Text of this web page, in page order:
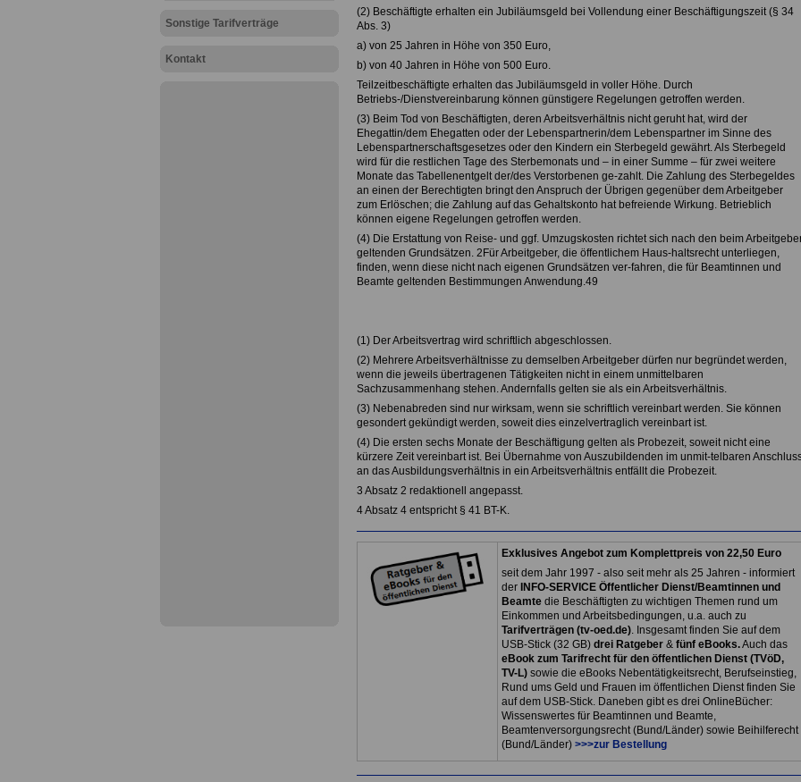
Sonstige Tarifverträge
Kontakt
(2) Beschäftigte erhalten ein Jubiläumsgeld bei Vollendung einer Beschäftigungszeit (§ 34
Abs. 3)
a) von 25 Jahren in Höhe von 350 Euro,
b) von 40 Jahren in Höhe von 500 Euro.
Teilzeitbeschäftigte erhalten das Jubiläumsgeld in voller Höhe. Durch
Betriebs-/Dienstvereinbarung können günstigere Regelungen getroffen werden.
(3) Beim Tod von Beschäftigten, deren Arbeitsverhältnis nicht geruht hat, wird der
Ehegattin/dem Ehegatten oder der Lebenspartnerin/dem Lebenspartner im Sinne des
Lebenspartnerschaftsgesetzes oder den Kindern ein Sterbegeld gewährt. Als Sterbegeld
wird für die restlichen Tage des Sterbemonats und – in einer Summe – für zwei weitere
Monate das Tabellenentgelt der/des Verstorbenen ge-zahlt. Die Zahlung des Sterbegeldes
an einen der Berechtigten bringt den Anspruch der Übrigen gegenüber dem Arbeitgeber
zum Erlöschen; die Zahlung auf das Gehaltskonto hat befreiende Wirkung. Betrieblich
können eigene Regelungen getroffen werden.
(4) Die Erstattung von Reise- und ggf. Umzugskosten richtet sich nach den beim
geltenden Grundsätzen. 2Für Arbeitgeber, die öffentlichem Haus-haltsrecht unterliegen,
finden, wenn diese nicht nach eigenen Grundsätzen ver-fahren, die für Beamtinnen und
Beamte geltenden Bestimmungen Anwendung.49
(1) Der Arbeitsvertrag wird schriftlich abgeschlossen.
(2) Mehrere Arbeitsverhältnisse zu demselben Arbeitgeber dürfen nur begründet werden,
wenn die jeweils übertragenen Tätigkeiten nicht in einem unmittelbaren
Sachzusammenhang stehen. Andernfalls gelten sie als ein Arbeitsverhältnis.
(3) Nebenabreden sind nur wirksam, wenn sie schriftlich vereinbart werden. Sie können
gesondert gekündigt werden, soweit dies einzelvertraglich vereinbart ist.
(4) Die ersten sechs Monate der Beschäftigung gelten als Probezeit, soweit nicht eine
kürzere Zeit vereinbart ist. Bei Übernahme von Auszubildenden im unmit-telbaren
an das Ausbildungsverhältnis in ein Arbeitsverhältnis entfällt die Probezeit.
3 Absatz 2 redaktionell angepasst.
4 Absatz 4 entspricht § 41 BT-K.
Exklusives Angebot zum Komplettpreis von 22,50 Euro
seit dem Jahr 1997 - also seit mehr als 25 Jahren - informiert
der INFO-SERVICE Öffentlicher Dienst/Beamtinnen und
Beamtedie Beschäftigten zu wichtigen Themen rund um
Einkommen und Arbeitsbedingungen, u.a. auch zu
Tarifverträgen (tv-oed.de). Insgesamt finden Sie auf dem
USB-Stick (32 GB) drei Ratgeber& fünf eBooks.Auch das
eBook zum Tarifrecht für den öffentlichen Dienst (TVöD,
TV-L)sowie die eBooks Nebentätigkeitsrecht, Berufseinstieg,
Rund ums Geld und Frauen im öffentlichen Dienst finden Sie
auf dem USB-Stick. Daneben gibt es drei OnlineBücher:
Wissenswertes für Beamtinnen und Beamte,
Beamtenversorgungsrecht (Bund/Länder) sowie Beihilferecht
(Bund/Länder) >>>zur Bestellung